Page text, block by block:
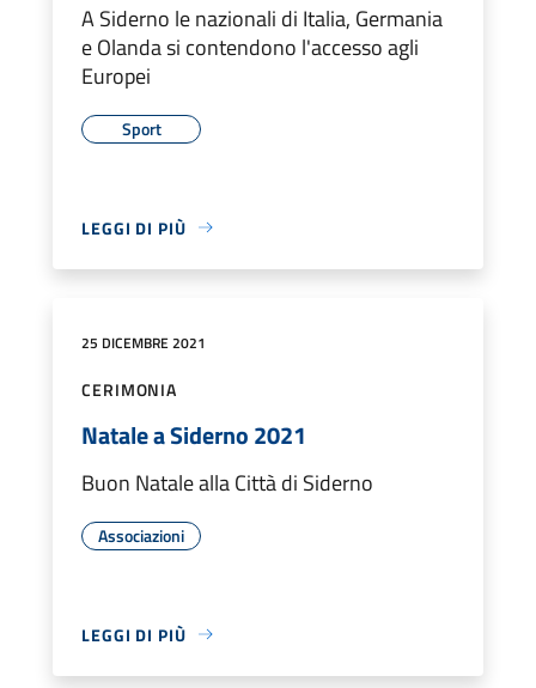
A Siderno le nazionali di Italia, Germania
e Olanda si contendono l'accesso agli
Europei
Sport
LEGGI DI PIÙ
25 DICEMBRE 2021
CERIMONIA
Natale a Siderno 2021
Buon Natale alla Città di Siderno
Associazioni
LEGGI DI PIÙ